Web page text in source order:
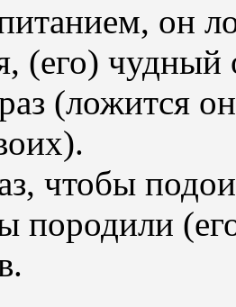
он
(его) чудный
(ложится
чтобы